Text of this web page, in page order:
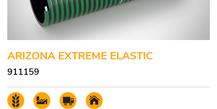
ARIZONA EXTREME ELASTIC
911159